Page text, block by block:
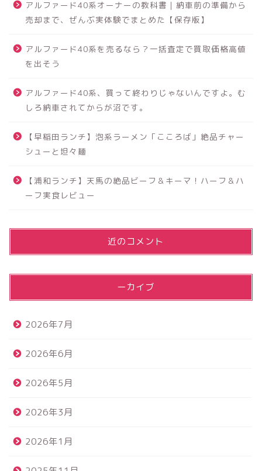
アルファード40系オーナーの教科書｜納車前の準備から
売却まで、ぜんぶ実体験でまとめた【保存版】
アルファード40系を売るなら？一括査定で買取価格高値
を出そう
アルファード40系、買って終わりじゃないんですよ。む
しろ納車されてからが沼です。
【早稲田ランチ】泡系ラーメン「こころば」絶品チャー
シューと坦々麺
【浦和ランチ】天馬の絶品ビーフ＆キーマ！ハーフ＆ハ
ーフ実食レビュー
最近のコメント
アーカイブ
2026年7月
2026年6月
2026年5月
2026年3月
2026年1月